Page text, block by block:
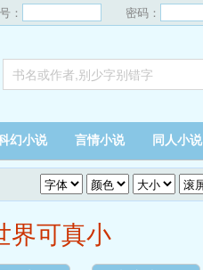
： 密码：
幻小说 言情小说 同人小说
界可真小